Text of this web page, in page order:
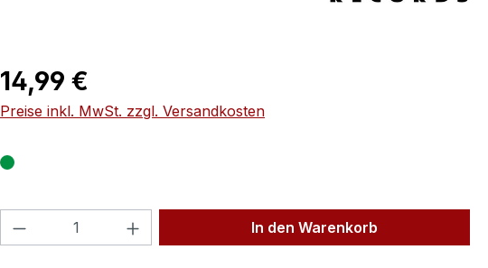
Regulärer Preis:
14,99 €
Preise inkl. MwSt. zzgl. Versandkosten
Produkt Anzahl: Gib den gewünschten Wert
In den Warenkorb